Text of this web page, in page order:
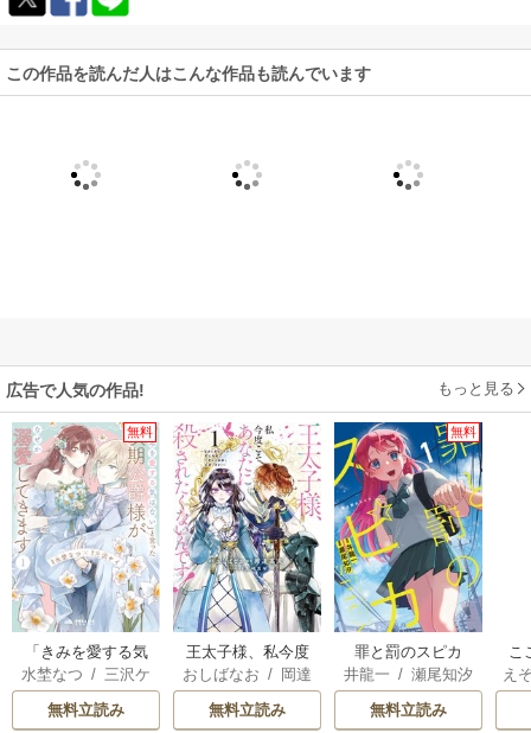
ための電子書籍」として企画しています。
この作品を読んだ人はこんな作品も読んでいます
広告で人気の作品! もっと見る
無料
「きみを愛する気
はない」と言った
次期公爵様がなぜ
か溺愛してきます
水埜なつ /三沢ケ
イ
無料立読み
王太子様、私今度
こそあなたに殺さ
れたくないんで
す！ ～聖女に嵌め
おしばなお / 岡達
英茉
/ 先崎真琴
無料立読み
無料
罪と罰のスピカ
井龍一 /瀬尾知汐
無料立読み
こ
先
え